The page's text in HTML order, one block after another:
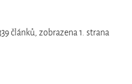
článků, zobrazena 1. strana